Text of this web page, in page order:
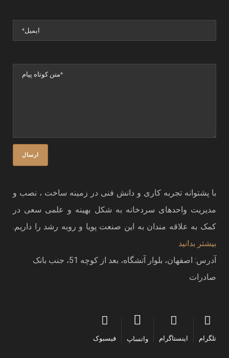
با پشتوانه تجربه کاری و دانش فنی در زمینه ساخت ، نصب و
مدیریت واحدهای سردخانه به شکل بهینه و علمی سعی در
کمک به علاقه مندان به این صنعت پویا و روبه رشد را داریم.
بیشتر بدانید
آدرس: اصفهان، بلوار آتشگاه، بعد از کوچه 51، جنب بانک
صادرات
تلگرام اینستاگرام واتساپ فیسبوک